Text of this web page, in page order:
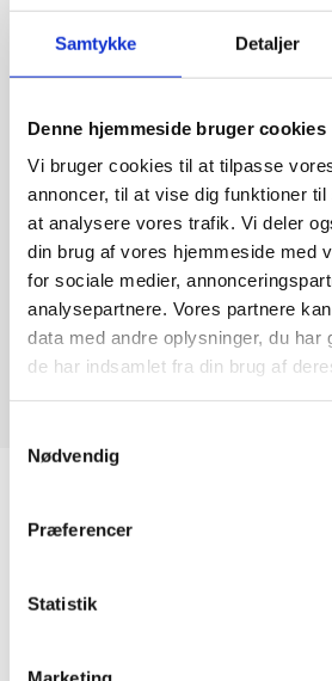
Samtykke Detaljer
Denne hjemmeside bruger cookies
Vi bruger cookies til at tilpasse
annoncer, til at vise dig funktioner
at analysere vores trafik. Vi deler
din brug af vores hjemmeside med
for sociale medier,
analysepartnere. Vores partnere
data med andre oplysninger, du har
de har indsamlet fra din brug af
Nødvendig
Præferencer
Statistik
Jens Peter Helge
Kunstner: Diverse
Størrelse: 40×47
Tilføj til
Gælder til og med 15/8
Mandag – Torsdag:
Lørdag, søndag & helligdage: